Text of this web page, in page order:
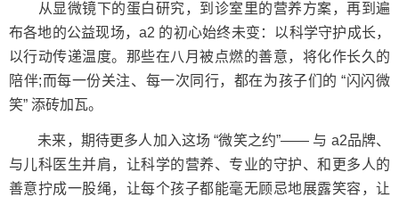
从显微镜下的蛋白研究，到诊室里的营养方案，再到遍
布各地的公益现场，a2 的初心始终未变：以科学守护成长，
以行动传递温度。那些在八月被点燃的善意，将化作长久的
陪伴;而每一份关注、每一次同行，都在为孩子们的 “闪闪微
笑” 添砖加瓦。
未来，期待更多人加入这场 “微笑之约”—— 与 a2品牌、
与儿科医生并肩，让科学的营养、专业的守护、和更多人的
善意拧成一股绳，让每个孩子都能毫无顾忌地展露笑容，让